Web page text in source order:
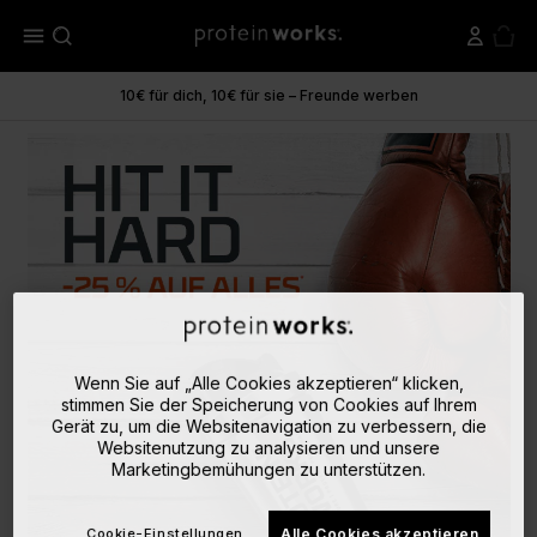
menu
10€ für dich, 10€ für sie – Freunde werben
Wenn Sie auf „Alle Cookies akzeptieren“ klicken,
stimmen Sie der Speicherung von Cookies auf Ihrem
Gerät zu, um die Websitenavigation zu verbessern, die
Websitenutzung zu analysieren und unsere
Marketingbemühungen zu unterstützen.
Cookie-Einstellungen